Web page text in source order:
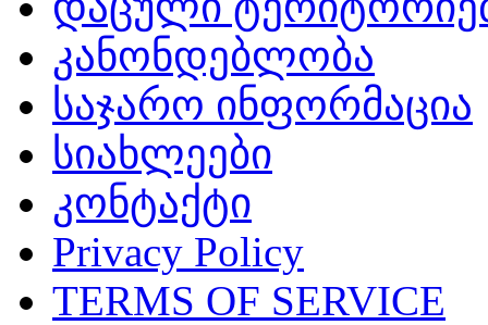
კანონდებლობა
საჯარო ინფორმაცია
სიახლეები
კონტაქტი
Privacy Policy
TERMS OF SERVICE